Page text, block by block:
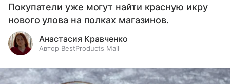
Покупатели уже могут найти красную икру
нового улова на полках магазинов.
Анастасия Кравченко
Автор BestProducts Mail